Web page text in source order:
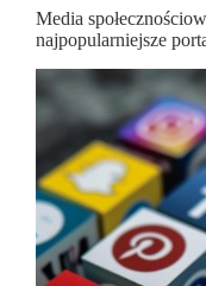
Media
najpopularniejsze